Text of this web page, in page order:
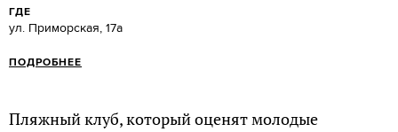
ГДЕ
ул. Приморская, 17а
ПОДРОБНЕЕ
Пляжный клуб, который оценят молодые